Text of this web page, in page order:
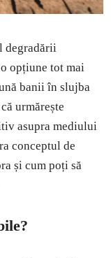
degradării
opțiune tot mai
banii în slujba
urmărește
asupra mediului
conceptul de
și cum poți să